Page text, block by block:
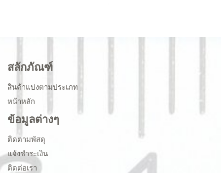
สลักภัณฑ์
สินค้าแบ่งตามประเภท
หน้าหลัก
ข้อมูลต่างๆ
ติดตามพัสดุ
แจ้งชำระเงิน
ติดต่อเรา